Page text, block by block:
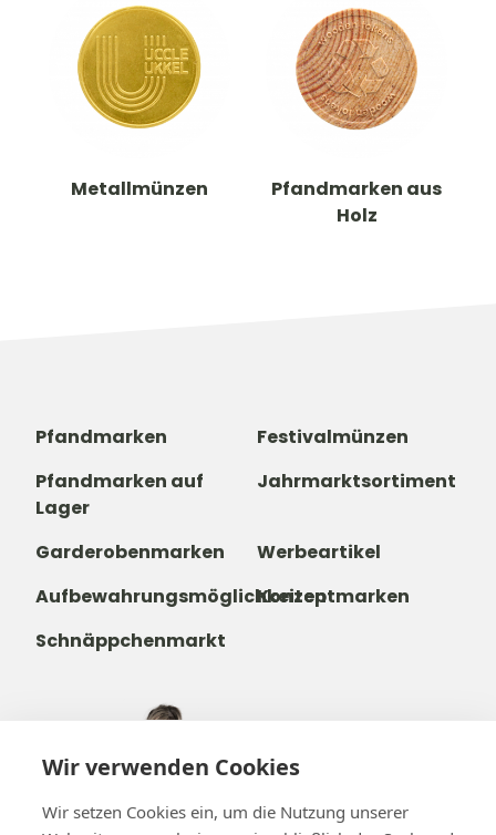
Wir verwenden Cookies
Wir setzen Cookies ein, um die Nutzung unserer
Metallmünzen
Pfandmarken aus
Holz
Pfandmarken
Festivalmünzen
Pfandmarken auf
Lager
Jahrmarktsortiment
Garderobenmarken
Werbeartikel
AufbewahrungsmöglichkeitenKonzeptmarken
Schnäppchenmarkt
+32488237146
info@b-token.eu